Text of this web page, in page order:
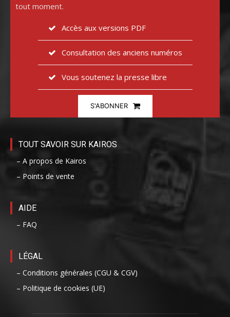
tout moment.
Accès aux versions PDF
Consultation des anciens numéros
Vous soutenez la presse libre
S'ABONNER
TOUT SAVOIR SUR KAIROS
– A propos de Kairos
– Points de vente
AIDE
– FAQ
LÉGAL
– Conditions générales (CGU & CGV)
– Politique de cookies (UE)